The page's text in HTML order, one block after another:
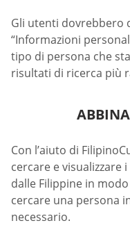
Gli utenti dovrebbero
“Informazioni
tipo di persona che
risultati di ricerca più
Con l’aiuto di
cercare e
dalle Filippine in
cercare una persona
necessario.